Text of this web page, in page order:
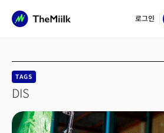
로그인
TAGS
DIS